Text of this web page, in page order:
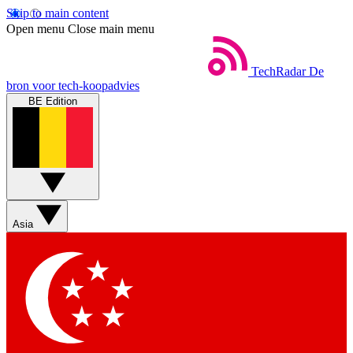
Skip to main content
Open menu Close main menu
TechRadar De
bron voor tech-koopadvies
BE Edition
Asia